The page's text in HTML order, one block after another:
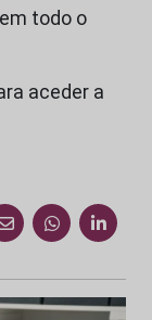
todo o
aceder a